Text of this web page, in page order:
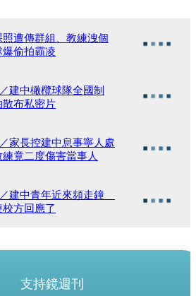
遭傳群組、教練洩個
偷拍霸凌
建中橄欖球隊全國制
布私密片
家長控建中息事寧人處
竟二度傷害當事人
建中青年近來頻走鐘
校方回應了
支持鏡週刊